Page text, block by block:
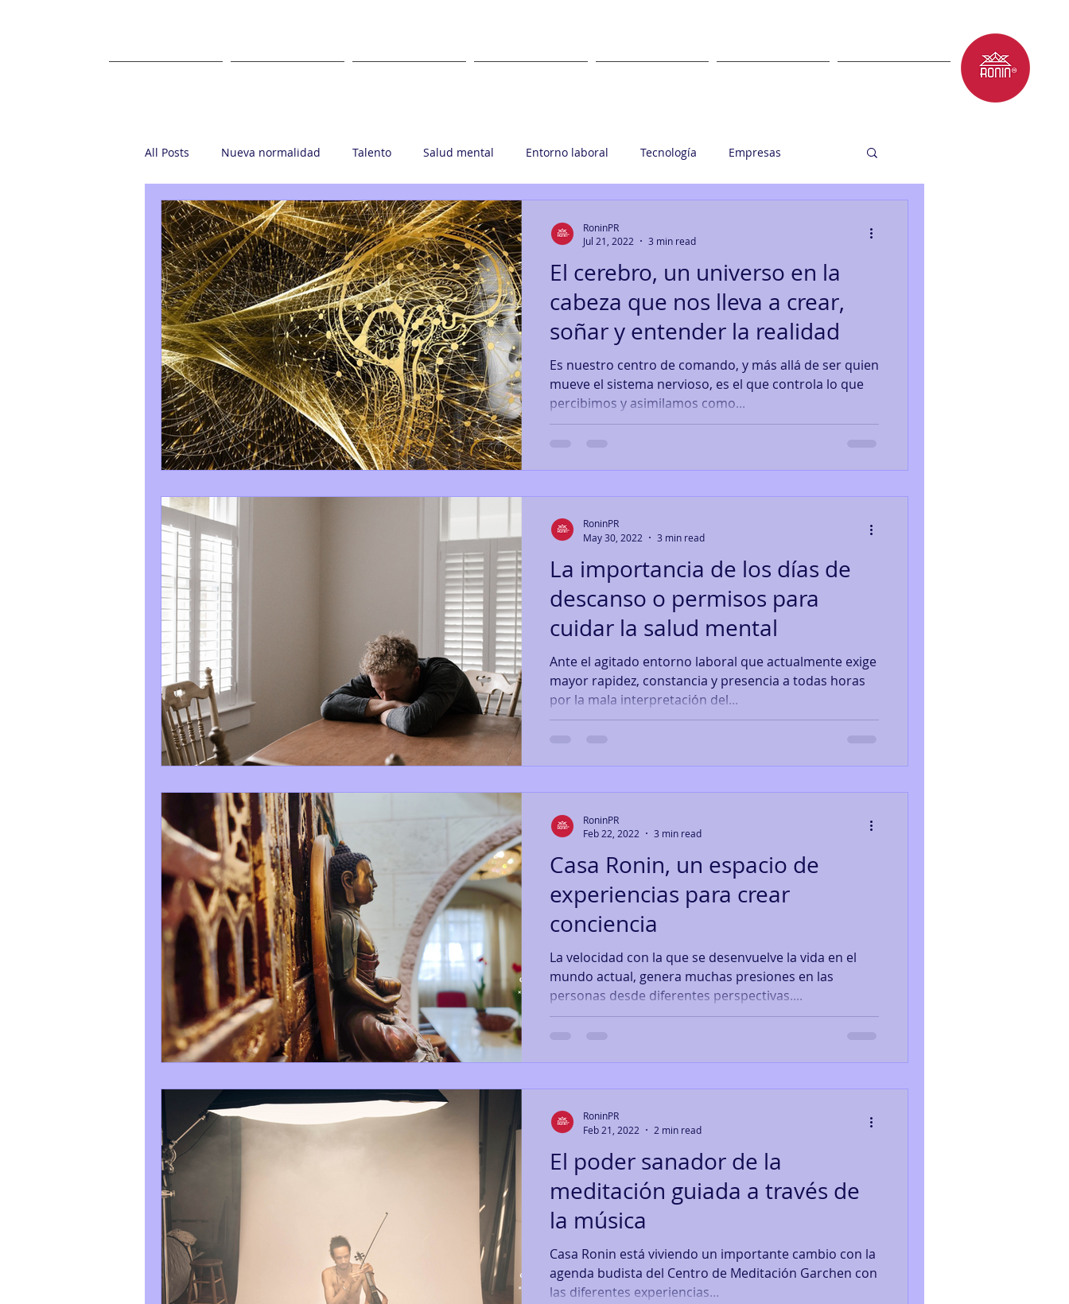
All Posts Nueva normalidad Talento Salud mental Entorno laboral Tecnología Empresas
Startup Casa Ronin Grupo Ronin
El cerebro, un universo en la
cabeza que nos lleva a crear,
soñar y entender la realidad
Es nuestro centro de comando, y más allá de ser quien
mueve el sistema nervioso, es el que controla lo que
percibimos y asimilamos como...
RoninPR
Jul 21, 2022
3 min read
La importancia de los días de
descanso o permisos para
cuidar la salud mental
Ante el agitado entorno laboral que actualmente exige
mayor rapidez, constancia y presencia a todas horas
por la mala interpretación del...
RoninPR
May 30, 2022
3 min read
Casa Ronin, un espacio de
experiencias para crear
conciencia
La velocidad con la que se desenvuelve la vida en el
mundo actual, genera muchas presiones en las
personas desde diferentes perspectivas....
RoninPR
Feb 22, 2022
3 min read
El poder sanador de la
meditación guiada a través de
la música
Casa Ronin está viviendo un importante cambio con la
agenda budista del Centro de Meditación Garchen con
las diferentes experiencias...
RoninPR
Feb 21, 2022
2 min read